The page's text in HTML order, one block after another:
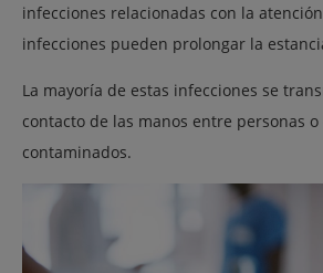
infecciones relacionadas con la
infecciones pueden prolongar la
La mayoría de estas infecciones se
contacto de las manos entre personas
contaminados.